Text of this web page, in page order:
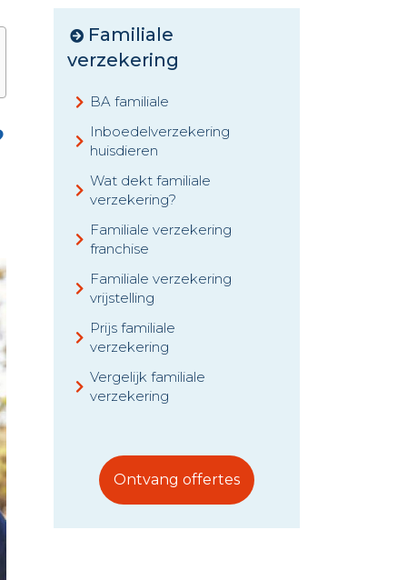
Familiale
verzekering
BA familiale
Inboedelverzekering
huisdieren
Wat dekt familiale
verzekering?
Familiale verzekering
franchise
Familiale verzekering
vrijstelling
Prijs familiale
verzekering
Vergelijk familiale
verzekering
Ontvang offertes